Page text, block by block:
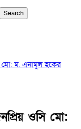
মো: ম. এনামুল হকের
ওসি মো: